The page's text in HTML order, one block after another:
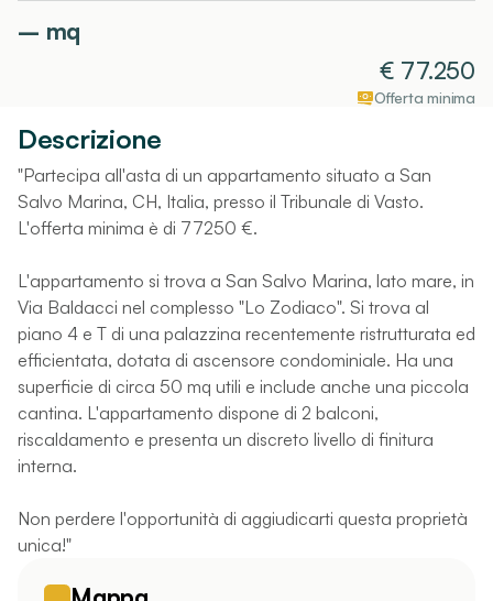
– mq
€ 77.250
Offerta minima
Descrizione
"Partecipa all'asta di un appartamento situato a San
Salvo Marina, CH, Italia, presso il Tribunale di Vasto.
L'offerta minima è di 77250 €.
L'appartamento si trova a San Salvo Marina, lato mare, in
Via Baldacci nel complesso "Lo Zodiaco". Si trova al
piano 4 e T di una palazzina recentemente ristrutturata ed
efficientata, dotata di ascensore condominiale. Ha una
superficie di circa 50 mq utili e include anche una piccola
cantina. L'appartamento dispone di 2 balconi,
riscaldamento e presenta un discreto livello di finitura
interna.
Non perdere l'opportunità di aggiudicarti questa proprietà
unica!"